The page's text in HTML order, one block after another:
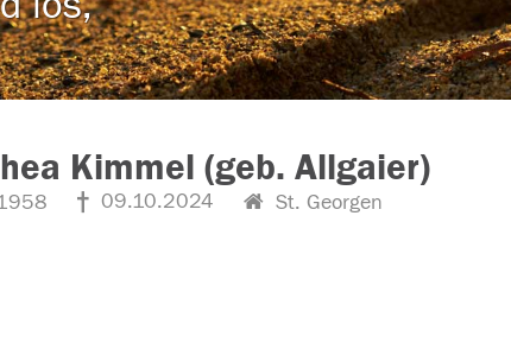
Kimmel (geb. Allgaier)
09.10.2024 St. Georgen